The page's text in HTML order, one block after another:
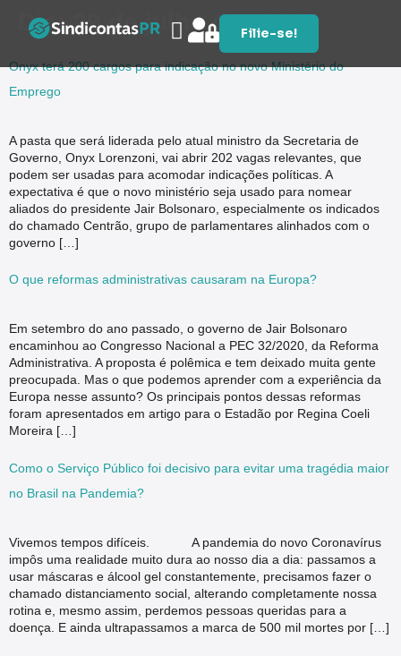
Filie-se!
Dia:29 de julho de 2021
Onyx terá 200 cargos para indicação no novo Ministério do
Emprego
A pasta que será liderada pelo atual ministro da Secretaria de
Governo, Onyx Lorenzoni, vai abrir 202 vagas relevantes, que
podem ser usadas para acomodar indicações políticas. A
expectativa é que o novo ministério seja usado para nomear
aliados do presidente Jair Bolsonaro, especialmente os indicados
do chamado Centrão, grupo de parlamentares alinhados com o
governo […]
O que reformas administrativas causaram na Europa?
Em setembro do ano passado, o governo de Jair Bolsonaro
encaminhou ao Congresso Nacional a PEC 32/2020, da Reforma
Administrativa. A proposta é polêmica e tem deixado muita gente
preocupada. Mas o que podemos aprender com a experiência da
Europa nesse assunto? Os principais pontos dessas reformas
foram apresentados em artigo para o Estadão por Regina Coeli
Moreira […]
Como o Serviço Público foi decisivo para evitar uma tragédia maior
no Brasil na Pandemia?
Vivemos tempos difíceis. A pandemia do novo Coronavírus
impôs uma realidade muito dura ao nosso dia a dia: passamos a
usar máscaras e álcool gel constantemente, precisamos fazer o
chamado distanciamento social, alterando completamente nossa
rotina e, mesmo assim, perdemos pessoas queridas para a
doença. E ainda ultrapassamos a marca de 500 mil mortes por […]